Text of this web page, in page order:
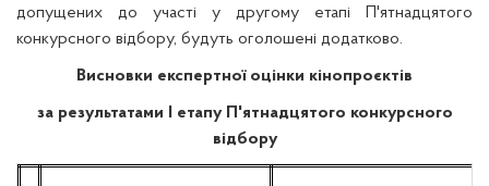
допущених до участі у другому етапі П'ятнадцятого
конкурсного відбору, будуть оголошені додатково.
Висновки експертної оцінки кінопроєктів
за результатами І етапу П'ятнадцятого конкурсного
відбору